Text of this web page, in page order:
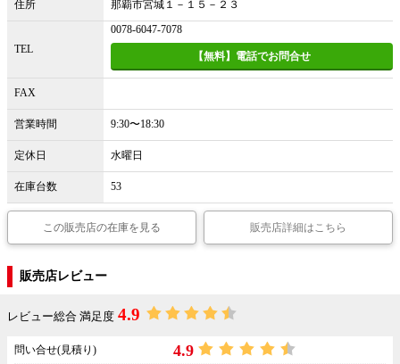
住所 那覇市宮城１－１５－２３
TEL
0078-6047-7078
【無料】電話でお問合せ
FAX
営業時間 9:30〜18:30
定休日 水曜日
在庫台数 53
この販売店の在庫を見る 販売店詳細はこちら
販売店レビュー
レビュー総合 満足度 4.9
問い合せ(見積り) 4.9